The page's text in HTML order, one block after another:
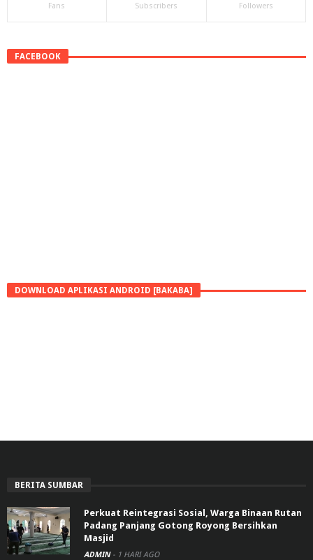
Fans Subscribers Followers
FACEBOOK
DOWNLOAD APLIKASI ANDROID [BAKABA]
BERITA SUMBAR
Perkuat Reintegrasi Sosial, Warga Binaan Rutan
Padang Panjang Gotong Royong Bersihkan
Masjid
ADMIN - 1 HARI AGO